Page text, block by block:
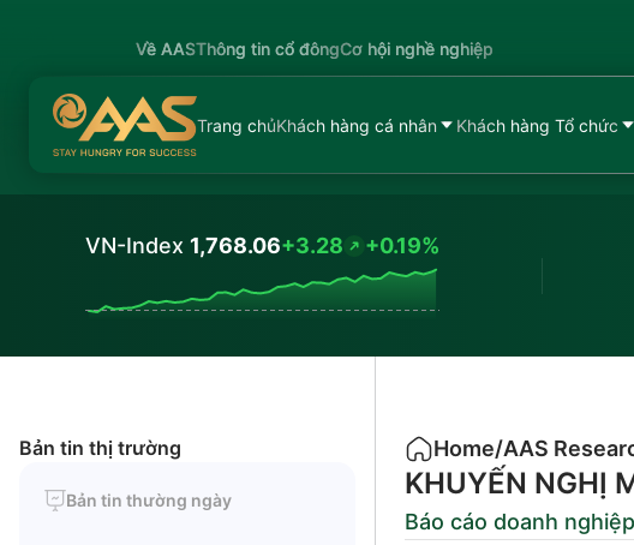
Về AASThông tin cổ đôngCơ hội nghề nghiệp
Trang chủKhách hàng cá nhân Khách hàng Tổ chức
VN-Index 1,768.06+3.28 +0.19%
Bản tin thị trường
Bản tin thường ngày
Home/AAS
KHUYẾN NGHỊ
Báo cáo doanh nghiệp